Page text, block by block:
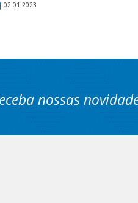
02.01.2023
nossas